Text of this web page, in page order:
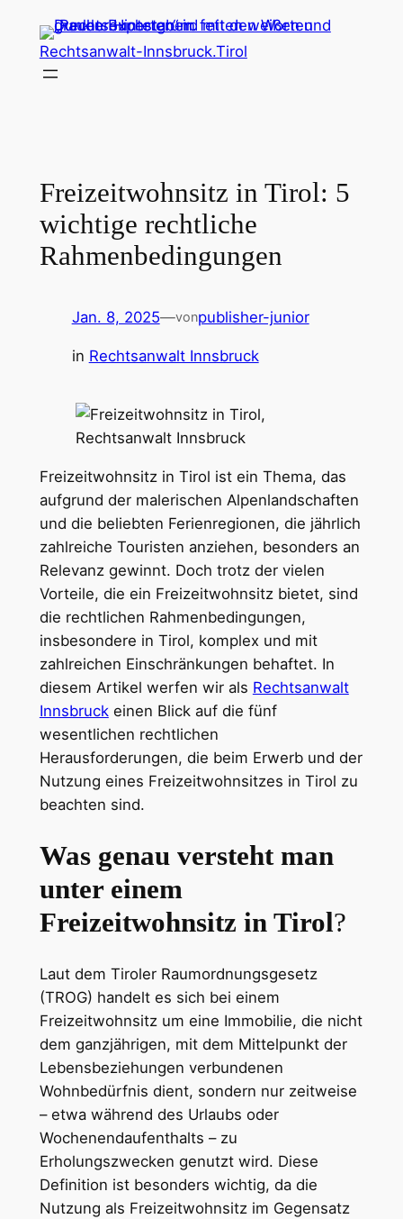
Inhalt
springen
Rechtsanwalt-Innsbruck.Tirol
Freizeitwohnsitz in Tirol: 5
wichtige rechtliche
Rahmenbedingungen
Jan. 8, 2025—vonpublisher-junior
in Rechtsanwalt Innsbruck
Freizeitwohnsitz in Tirol ist ein Thema, das
aufgrund der malerischen Alpenlandschaften
und die beliebten Ferienregionen, die jährlich
zahlreiche Touristen anziehen, besonders an
Relevanz gewinnt. Doch trotz der vielen
Vorteile, die ein Freizeitwohnsitz bietet, sind
die rechtlichen Rahmenbedingungen,
insbesondere in Tirol, komplex und mit
zahlreichen Einschränkungen behaftet. In
diesem Artikel werfen wir als Rechtsanwalt
Innsbruckeinen Blick auf die fünf
wesentlichen rechtlichen
Herausforderungen, die beim Erwerb und der
Nutzung eines Freizeitwohnsitzes in Tirol zu
beachten sind.
Was genau versteht man
unter einem
Freizeitwohnsitz in Tirol?
Laut dem Tiroler Raumordnungsgesetz
(TROG) handelt es sich bei einem
Freizeitwohnsitz um eine Immobilie, die nicht
dem ganzjährigen, mit dem Mittelpunkt der
Lebensbeziehungen verbundenen
Wohnbedürfnis dient, sondern nur zeitweise
– etwa während des Urlaubs oder
Wochenendaufenthalts – zu
Erholungszwecken genutzt wird. Diese
Definition ist besonders wichtig, da die
Nutzung als Freizeitwohnsitz im Gegensatz